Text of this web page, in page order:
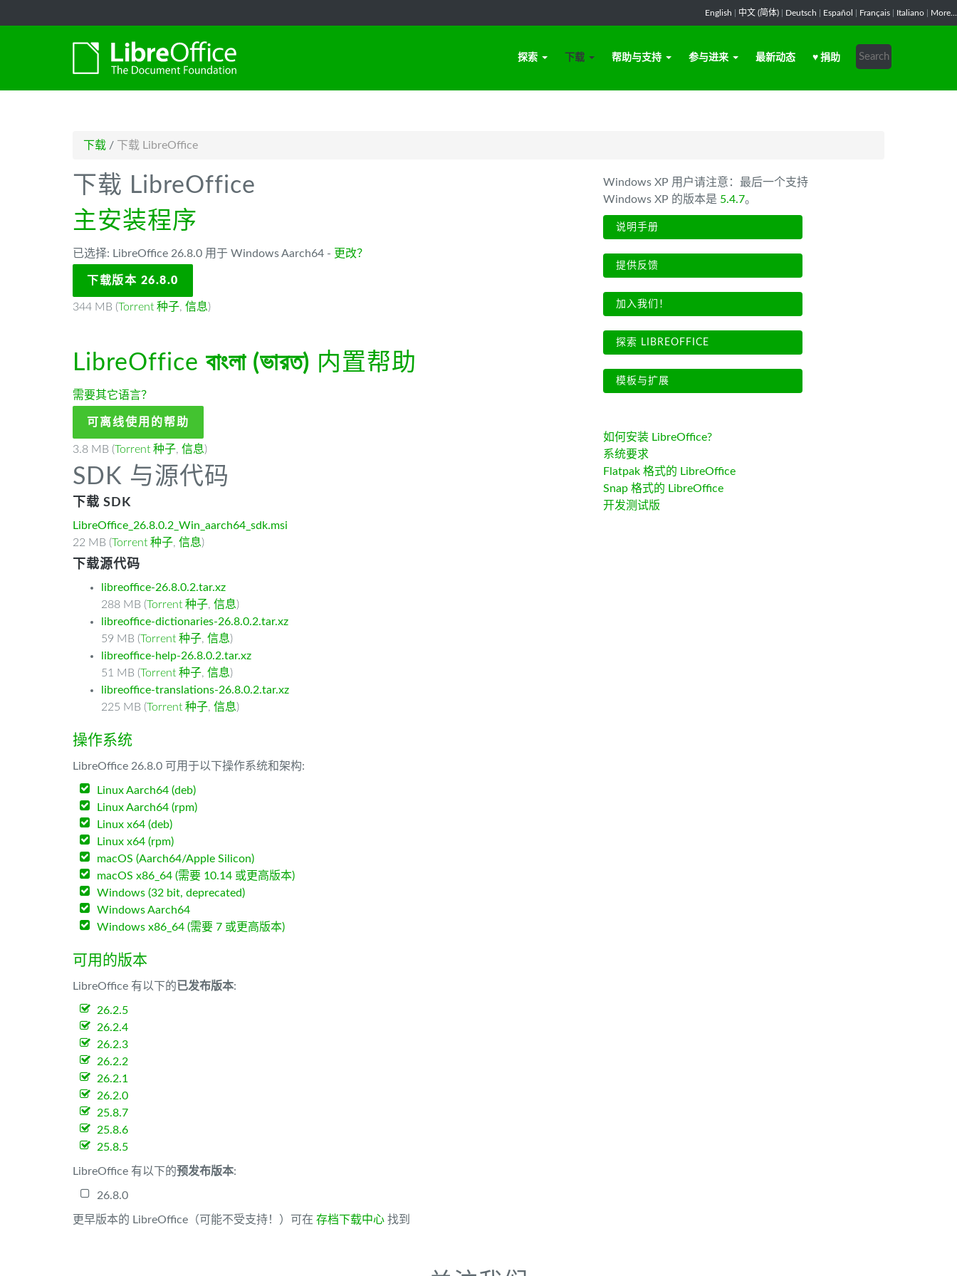
English 中文 (简体) Deutsch Español Français Italiano More...
探索 下载 帮助与支持 参与进来 最新动态 ♥ 捐助
下载 / 下载 LibreOffice
下载 LibreOffice
主安装程序
已选择: LibreOffice 26.8.0 用于 Windows Aarch64 - 更改？
下载版本 26.8.0
344 MB (Torrent 种子, 信息)
LibreOffice বাংলা (ভারত) 内置帮助
需要其它语言？
可离线使用的帮助
3.8 MB (Torrent 种子, 信息)
SDK 与源代码
下载 SDK
LibreOffice_26.8.0.2_Win_aarch64_sdk.msi
22 MB (Torrent 种子, 信息)
下载源代码
libreoffice-26.8.0.2.tar.xz
288 MB (Torrent 种子, 信息)
libreoffice-dictionaries-26.8.0.2.tar.xz
59 MB (Torrent 种子, 信息)
libreoffice-help-26.8.0.2.tar.xz
51 MB (Torrent 种子, 信息)
libreoffice-translations-26.8.0.2.tar.xz
225 MB (Torrent 种子, 信息)
操作系统
LibreOffice 26.8.0 可用于以下操作系统和架构:
Linux Aarch64 (deb)
Linux Aarch64 (rpm)
Linux x64 (deb)
Linux x64 (rpm)
macOS (Aarch64/Apple Silicon)
macOS x86_64 (需要 10.14 或更高版本)
Windows (32 bit, deprecated)
Windows Aarch64
Windows x86_64 (需要 7 或更高版本)
可用的版本
LibreOffice 有以下的已发布版本:
26.2.5
26.2.4
26.2.3
26.2.2
26.2.1
26.2.0
25.8.7
25.8.6
25.8.5
LibreOffice 有以下的预发布版本:
26.8.0
更早版本的 LibreOffice（可能不受支持！）可在 存档下载中心 找到
Windows XP 用户请注意：最后一个支持
Windows XP 的版本是 5.4.7。
说明手册
提供反馈
加入我们！
探索 LIBREOFFICE
模板与扩展
如何安装 LibreOffice?
系统要求
Flatpak 格式的 LibreOffice
Snap 格式的 LibreOffice
开发测试版